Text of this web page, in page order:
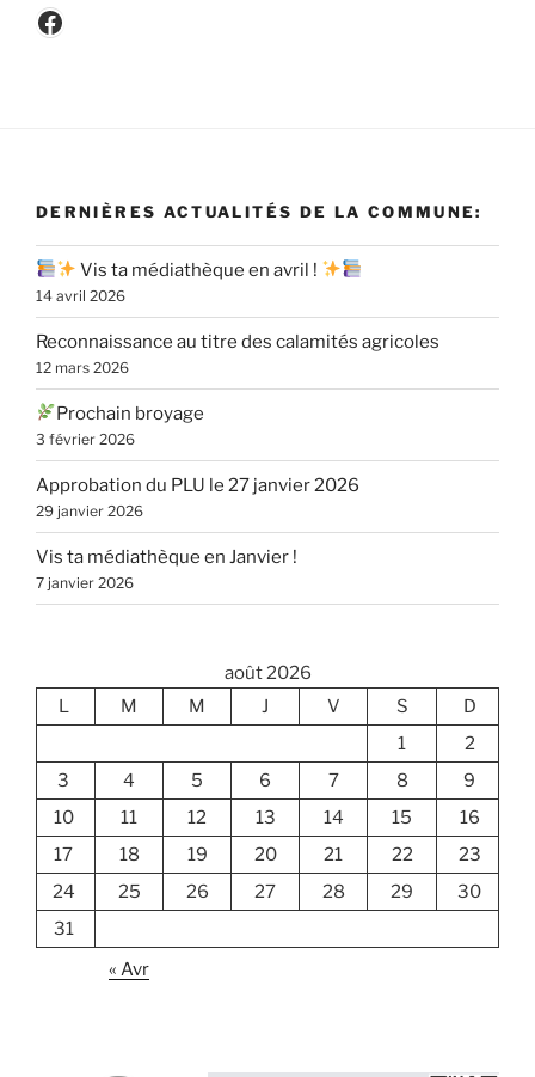
Facebook
DERNIÈRES ACTUALITÉS DE LA COMMUNE:
Vis ta médiathèque en avril !
14 avril 2026
Reconnaissance au titre des calamités agricoles
12 mars 2026
Prochain broyage
3 février 2026
Approbation du PLU le 27 janvier 2026
29 janvier 2026
Vis ta médiathèque en Janvier !
7 janvier 2026
août 2026
L
M M J V S
D
1
2
3
4 5 6 7 8
9
10
11 12 13 14 15
16
17
18 19 20 21 22
23
24
25 26 27 28 29
30
31
« Avr